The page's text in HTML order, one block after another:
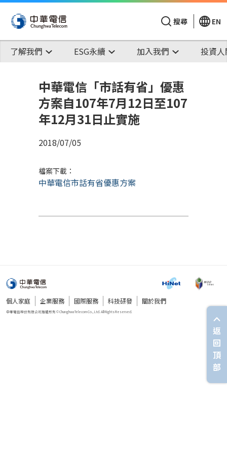
搜尋 EN
了解我們 ESG永續 加入我們 投資
中華電信「市話有省」優惠
方案自107年7月12日至107
年12月31日止實施
2018/07/05
檔案下載：
中華電信市話有省優惠方案
個人家庭 企業服務 國際服務 科技研發 關於我們
返
回
頂
部